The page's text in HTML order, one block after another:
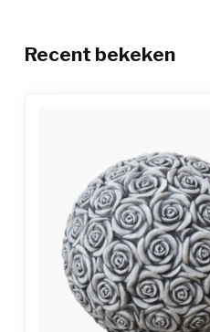
Recent bekeken